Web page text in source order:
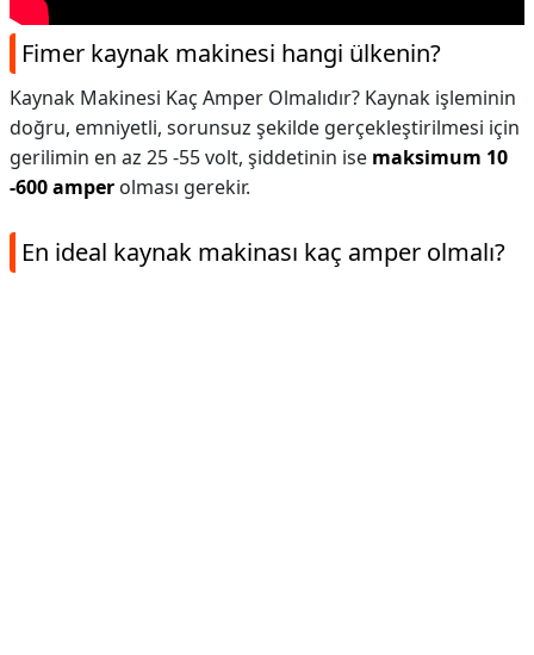
Fimer kaynak makinesi hangi ülkenin?
Kaynak Makinesi Kaç Amper Olmalıdır? Kaynak işleminin
doğru, emniyetli, sorunsuz şekilde gerçekleştirilmesi için
gerilimin en az 25 -55 volt, şiddetinin ise maksimum 10
-600 amper olması gerekir.
En ideal kaynak makinası kaç amper olmalı?